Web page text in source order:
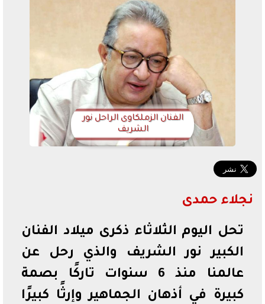
الفنان الزملكاوى الراحل نور
الشريف
نجلاء حمدى
تحل اليوم الثلاثاء ذكرى ميلاد الفنان
الكبير نور الشريف والذي رحل عن
عالمنا منذ 6 سنوات تاركًا بصمة
كبيرة في أذهان الجماهير وإرثًا كبيرًا